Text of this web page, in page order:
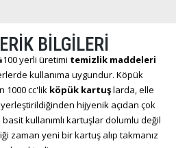
BİLGİLERİ
yerli üretimi temizlik maddeleri
kullanıma uygundur. Köpük
1000 cc'lik köpük kartuşlarda, elle
hijyenik açıdan çok
kullanımlı kartuşlar dolumlu değil
zaman yeni bir kartuş alıp takmanız